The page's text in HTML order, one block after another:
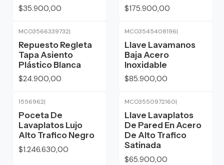
$35.900,00
$175.900,00
MCO3566339732|
Repuesto Regleta
Tapa Asiento
Plástico Blanca
$24.900,00
MCO3545408196|
Llave Lavamanos
Baja Acero
Inoxidable
$85.900,00
1556962|
Poceta De
Lavaplatos Lujo
Alto Trafico Negro
$1.246.630,00
MCO3550972160|
Llave Lavaplatos
De Pared En Acero
De Alto Trafico
Satinada
$65.900,00